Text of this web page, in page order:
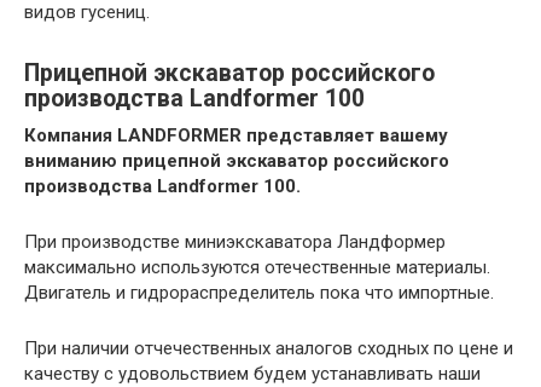
видов гусениц.
Прицепной экскаватор российского
производства Landformer 100
Компания LANDFORMER представляет вашему
вниманию прицепной экскаватор российского
производства Landformer 100.
При производстве миниэкскаватора Ландформер
максимально используются отечественные материалы.
Двигатель и гидрораспределитель пока что импортные.
При наличии отчечественных аналогов сходных по цене и
качеству с удовольствием будем устанавливать наши